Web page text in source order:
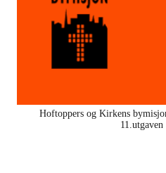
Hoftoppers og Kirkens